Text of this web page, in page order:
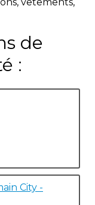
de
:
City -